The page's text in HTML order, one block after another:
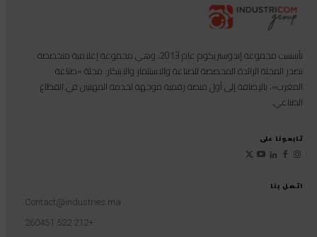
اتصل بنا
Contact@industries.ma
+212 522 260451
تأسست مجموعة إندوستريكوم عام 2013، وهي مجموعة إعلامية متخصصة
تصدر المجلة الرائدة المخصصة للصناعة والاستثمار والابتكار: مجلة «صناعة
المغرب»، بالإضافة إلى أول منصة رقمية موجهة لخدمة المهنيين في القطاع
الصناعي.
تابعونا على